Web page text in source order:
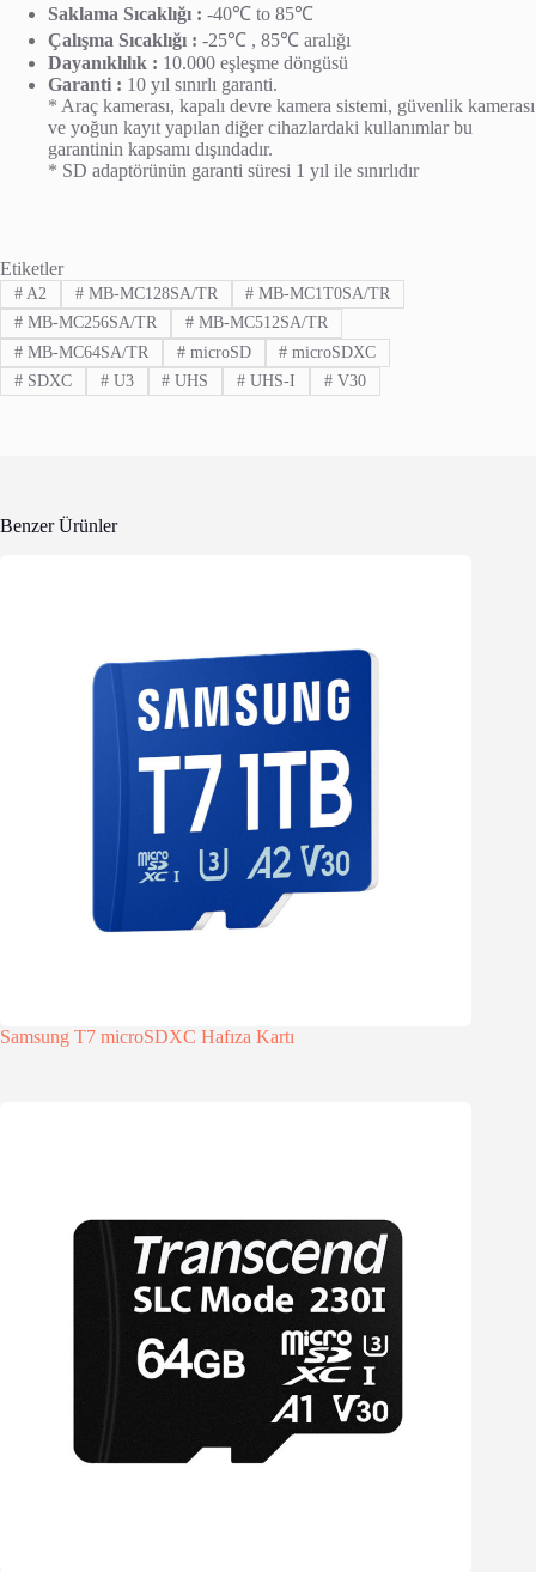
Saklama Sıcaklığı : -40℃ to 85℃
Çalışma Sıcaklığı : -25℃ , 85℃ aralığı
Dayanıklılık : 10.000 eşleşme döngüsü
Garanti : 10 yıl sınırlı garanti.
* Araç kamerası, kapalı devre kamera sistemi, güvenlik kamerası
ve yoğun kayıt yapılan diğer cihazlardaki kullanımlar bu
garantinin kapsamı dışındadır.
* SD adaptörünün garanti süresi 1 yıl ile sınırlıdır
Etiketler
#A2 #MB-MC128SA/TR # MB-MC1T0SA/TR
#MB-MC256SA/TR #MB-MC512SA/TR
#MB-MC64SA/TR #microSD # microSDXC
#SDXC #U3 # UHS # UHS-I # V30
Benzer Ürünler
Samsung T7 microSDXC Hafıza Kartı